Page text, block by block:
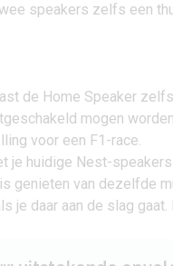
speakers zelfs een
de Home Speaker
mogen
voor een F1-race.
je huidige Nest-
genieten van dezelfde
je daar aan de slag